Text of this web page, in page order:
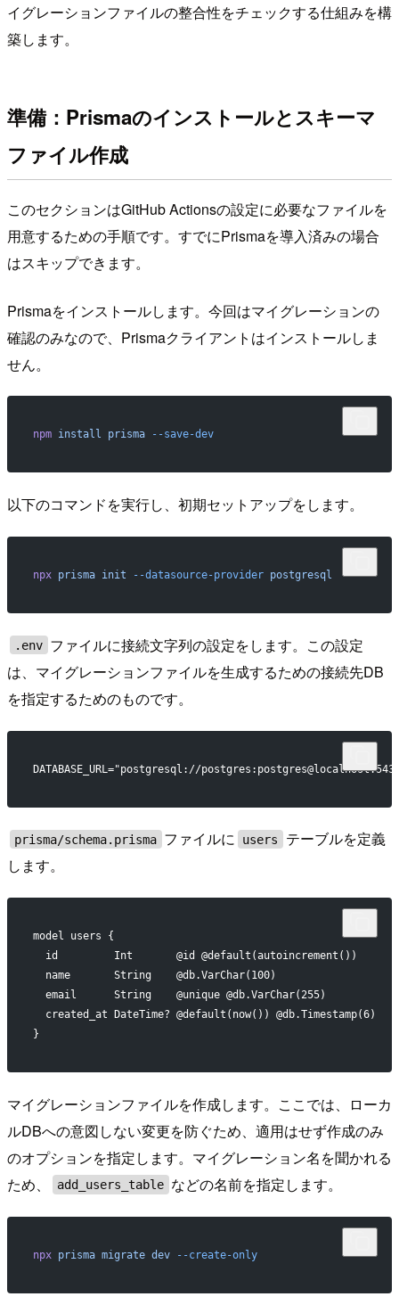
イグレーションファイルの整合性をチェックする仕組みを構
築します。
準備：Prismaのインストールとスキーマ
ファイル作成
このセクションはGitHub Actionsの設定に必要なファイルを
用意するための手順です。すでにPrismaを導入済みの場合
はスキップできます。
Prismaをインストールします。今回はマイグレーションの
確認のみなので、Prismaクライアントはインストールしま
せん。
npm install prisma --save-dev
以下のコマンドを実行し、初期セットアップをします。
npx prisma init --datasource-provider postgresql
.env ファイルに接続文字列の設定をします。この設定
は、マイグレーションファイルを生成するための接続先DB
を指定するためのものです。
DATABASE_URL="postgresql://
prisma/schema.prisma ファイルに users
テーブルを定義
します。
model users {
  id         Int       @id @default(autoincrement())
  name       String    @db.VarChar(100)
  email      String    @unique @db.VarChar(255)
  created_at DateTime? @default(now()) @db.Timestamp(6)
}
マイグレーションファイルを作成します。ここでは、ローカ
ルDBへの意図しない変更を防ぐため、適用はせず作成のみ
のオプションを指定します。マイグレーション名を聞かれる
ため、
add_users_table などの名前を指定します。
npx prisma migrate dev --create-only